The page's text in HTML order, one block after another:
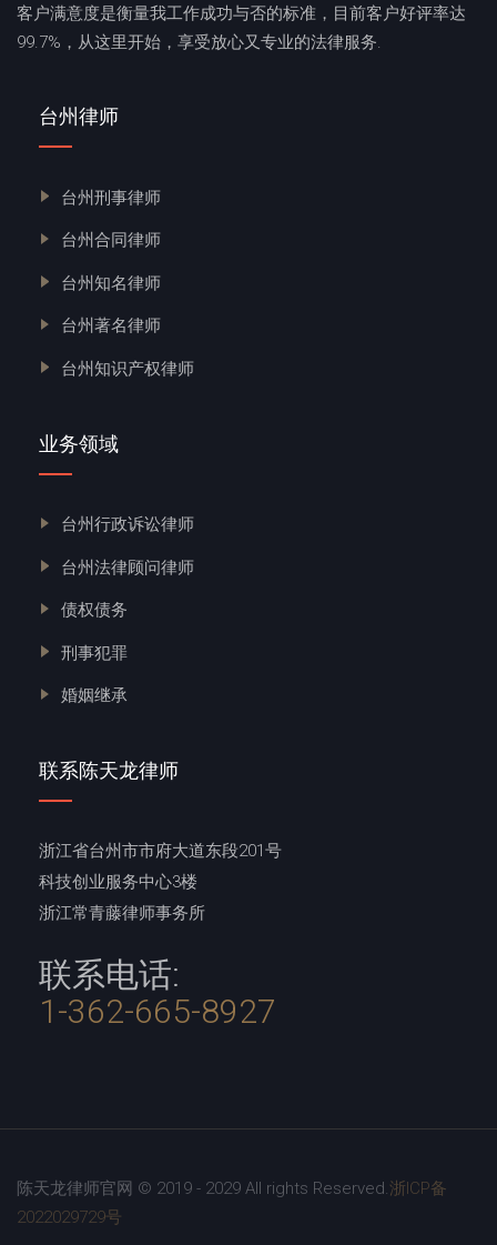
客户满意度是衡量我工作成功与否的标准，目前客户好评率达
99.7%，从这里开始，享受放心又专业的法律服务.
台州律师
台州刑事律师
台州合同律师
台州知名律师
台州著名律师
台州知识产权律师
业务领域
台州行政诉讼律师
台州法律顾问律师
债权债务
刑事犯罪
婚姻继承
联系陈天龙律师
浙江省台州市市府大道东段201号
科技创业服务中心3楼
浙江常青藤律师事务所
联系电话:
1-362-665-8927
陈天龙律师官网 © 2019 - 2029 All rights Reserved.浙ICP备
2022029729号